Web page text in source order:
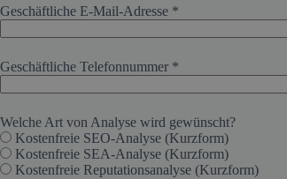
Geschäftliche E-Mail-Adresse *
Geschäftliche Telefonnummer *
Welche Art von Analyse wird gewünscht?
Kostenfreie SEO-Analyse (Kurzform)
Kostenfreie SEA-Analyse (Kurzform)
Kostenfreie Reputationsanalyse (Kurzform)